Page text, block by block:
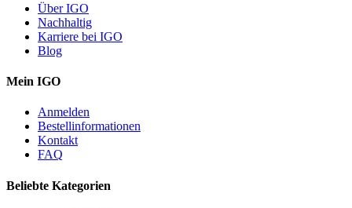
Über IGO
Nachhaltig
Karriere bei IGO
Blog
Mein IGO
Anmelden
Bestellinformationen
Kontakt
FAQ
Beliebte Kategorien